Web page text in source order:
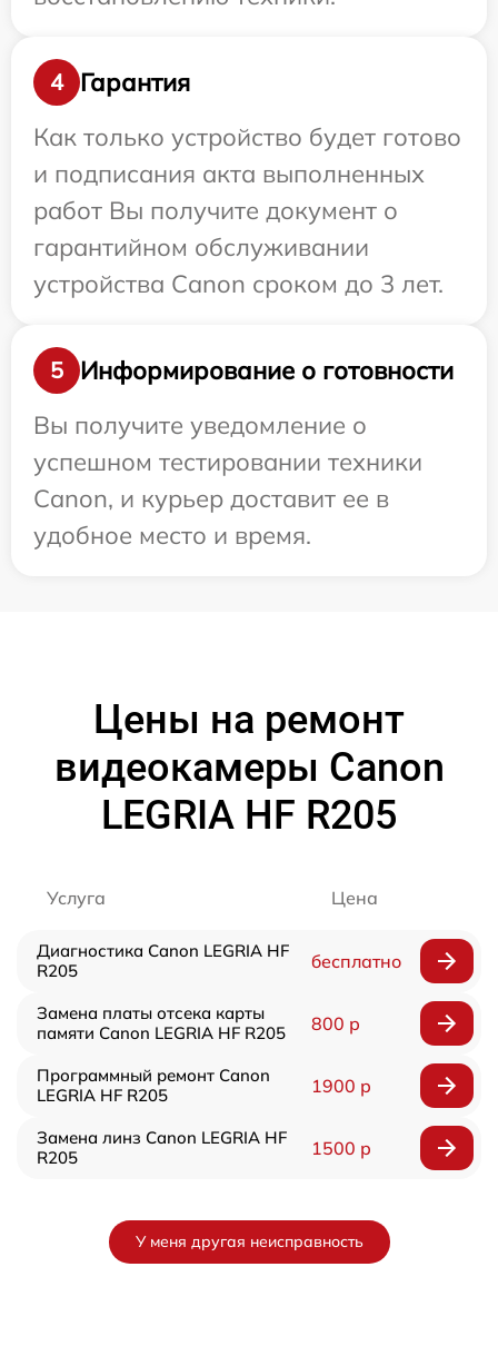
4
Гарантия
Как только устройство будет готово
и подписания акта выполненных
работ Вы получите документ о
гарантийном обслуживании
устройства Canon сроком до 3 лет.
5
Информирование о готовности
Вы получите уведомление о
успешном тестировании техники
Canon, и курьер доставит ее в
удобное место и время.
Цены на ремонт
видеокамеры Canon
LEGRIA HF R205
Услуга Цена
Диагностика Canon LEGRIA HF
R205
бесплатно
Замена платы отсека карты
памяти Canon LEGRIA HF R205
800 р
Программный ремонт Canon
LEGRIA HF R205
1900 р
Замена линз Canon LEGRIA HF
R205
1500 р
У меня другая неисправность